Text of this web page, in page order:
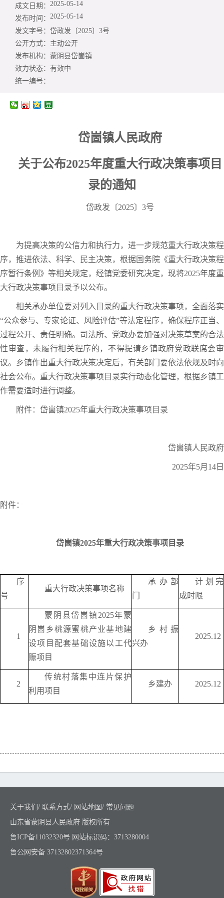
成文日期： 2025-05-14
发布时间： 2025-05-14
发文字号： 岱政发〔2025〕3号
公开方式： 主动公开
发布机构： 蒙阴县岱崮镇
效力状态： 有效中
统一编号：
岱崮镇人民政府
关于公布2025年度重大行政决策事项目
录的通知
岱政发〔2025〕3号
为提高决策的公信力和执行力，进一步规范重大行政决策程
序，推进依法、科学、民主决策，根据国务院《重大行政决策程
序暂行条例》等相关规定，经镇党委研究决定，现将2025年度重
大行政决策事项目录予以公布。
相关承办单位要对列入目录的重大行政决策事项，全面落实
“公众参与、专家论证、风险评估”等法定程序，确保程序正当、
过程公开、责任明确。司法所、党政办要加强对决策草案的合法
性审查，未履行相关程序的，不得提请乡镇政府党政联席会审
议。乡镇作出重大行政决策决定后，有关部门要依法依规及时向
社会公布。重大行政决策事项目录实行动态化管理，根据乡镇工
作需要适时进行调整。
附件：岱崮镇2025年重大行政决策事项目录
岱崮镇人民政府
2025年5月14日
附件：
岱崮镇2025年重大行政决策事项目录
序
号
重大行政决策事项名称
承办部
门
计划完
成时限
1
蒙阴县岱崮镇2025年蒙
阴崮乡桃源蜜桃产业基地建
设项目配套基础设施以工代
赈项目
乡村振
兴办
2025.12
2
传统村落集中连片保护
利用项目
乡建办 2025.12
关于我们 / 联系方式/ 网站地图/ 常见问题
山东省蒙阴县人民政府 版权所有
鲁ICP备11032320号 网站标识码：3713280004
鲁公网安备 37132802371364号